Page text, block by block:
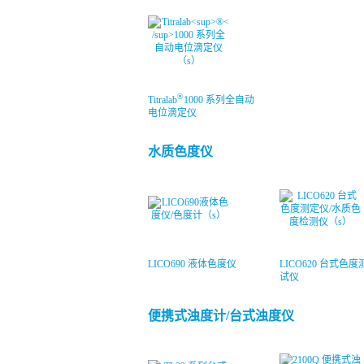
Titralab®1000 系列全自动
电位滴定仪
水质色度仪
LICO690 液体色度仪
LICO620 台式色度
试仪
便携式浊度计/台式浊度仪